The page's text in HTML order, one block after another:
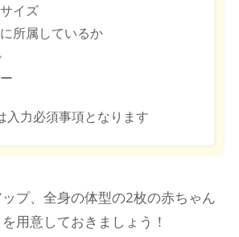
イズ
所属しているか
必須事項となります
プ、全身の体型の2枚の赤ちゃん
用意しておきましょう！